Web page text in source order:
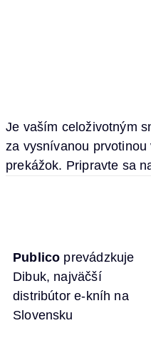
Je vaším celoživotným
za vysnívanou
prekážok. Pripravte sa
Publico prevádzkuje
Dibuk, najväčší
distribútor e-kníh na
Slovensku